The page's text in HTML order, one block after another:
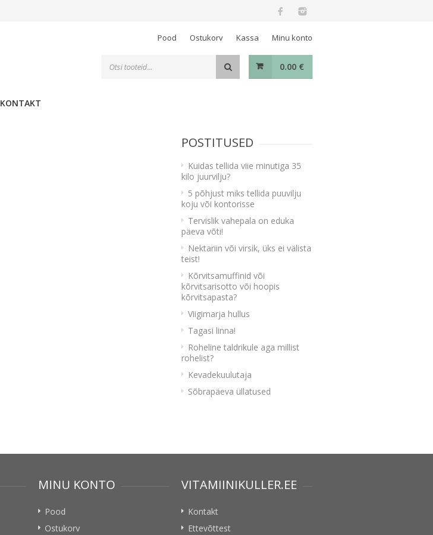
Pood Ostukorv Kassa Minu konto
0.00 €
KONTAKT
POSTITUSED
Kuidas tellida viie minutiga 35
kilo juurvilju?
5 põhjust miks tellida puuvilju
koju või kontorisse
Tervislik vahepala on eduka
päeva võti!
Nektariin või virsik, üks ei välista
teist!
Kõrvitsamuffinid või
kõrvitsarisotto või hoopis
kõrvitsapasta?
Viigimarja hullus
Tagasi linna!
Roheline taldrikule aga millist
rohelist?
Kevadekuulutaja
Sõbrapäeva üllatused
MINU KONTO
Pood
Ostukorv
VITAMIINIKULLER.EE
Kontakt
Ettevõttest